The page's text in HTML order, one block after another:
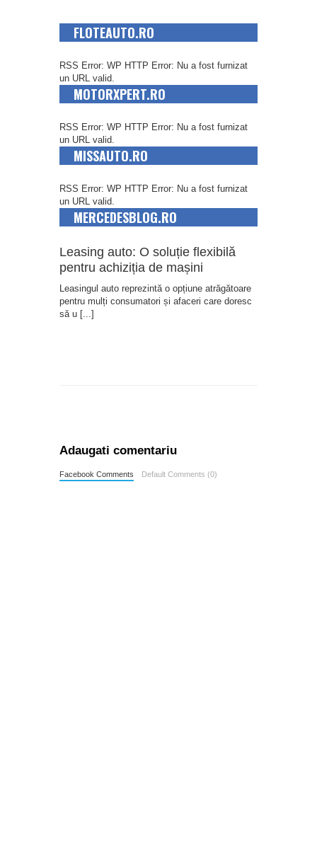
FLOTEAUTO.RO
RSS Error: WP HTTP Error: Nu a fost furnizat
un URL valid.
MOTORXPERT.RO
RSS Error: WP HTTP Error: Nu a fost furnizat
un URL valid.
MISSAUTO.RO
RSS Error: WP HTTP Error: Nu a fost furnizat
un URL valid.
MERCEDESBLOG.RO
Leasing auto: O soluție flexibilă
pentru achiziția de mașini
Leasingul auto reprezintă o opțiune atrăgătoare
pentru mulți consumatori și afaceri care doresc
să u [...]
Adaugati comentariu
Facebook Comments Default Comments (0)